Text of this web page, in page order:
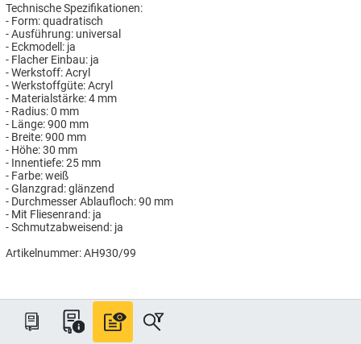
Technische Spezifikationen:
- Form: quadratisch
- Ausführung: universal
- Eckmodell: ja
- Flacher Einbau: ja
- Werkstoff: Acryl
- Werkstoffgüte: Acryl
- Materialstärke: 4 mm
- Radius: 0 mm
- Länge: 900 mm
- Breite: 900 mm
- Höhe: 30 mm
- Innentiefe: 25 mm
- Farbe: weiß
- Glanzgrad: glänzend
- Durchmesser Ablaufloch: 90 mm
- Mit Fliesenrand: ja
- Schmutzabweisend: ja
Artikelnummer: AH930/99